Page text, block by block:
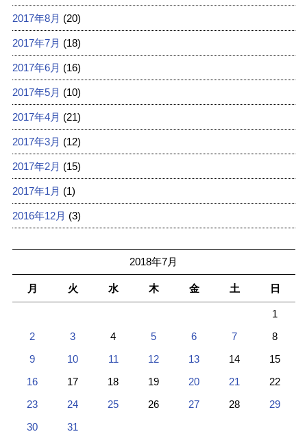
2017年8月 (20)
2017年7月 (18)
2017年6月 (16)
2017年5月 (10)
2017年4月 (21)
2017年3月 (12)
2017年2月 (15)
2017年1月 (1)
2016年12月 (3)
2018年7月
月 火 水 木 金 土 日
1
2
3 4 5 6 7
8
9
10 11 12 13 14
15
16
17 18 19 20 21
22
23
24 25 26 27 28
29
30
31